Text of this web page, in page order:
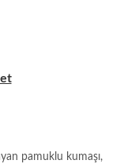
pamuklu kumaşı,